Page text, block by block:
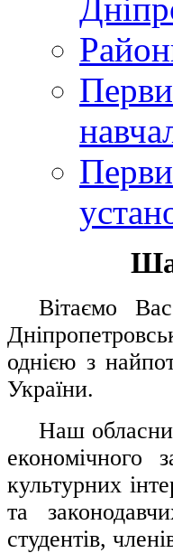
Вітаємо
однією з
України.
Наш
економічного
культурних
та
студентів,